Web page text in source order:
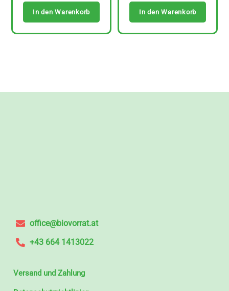
In den Warenkorb In den Warenkorb
office@biovorrat.at
+43 664 1413022
Versand und Zahlung